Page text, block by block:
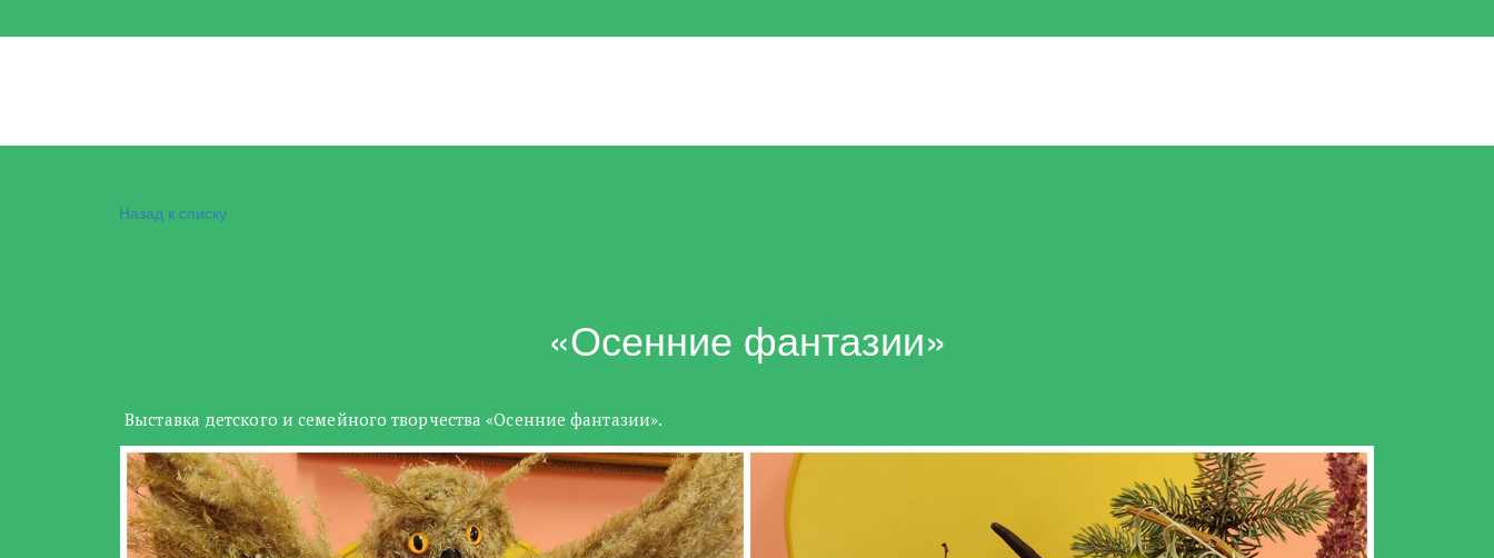
Назад к списку
«Осенние фантазии»
Выставка детского и семейного творчества «Осенние фантазии».